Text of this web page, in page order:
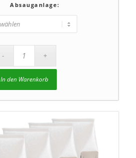
Absauganlage:
In den Warenkorb